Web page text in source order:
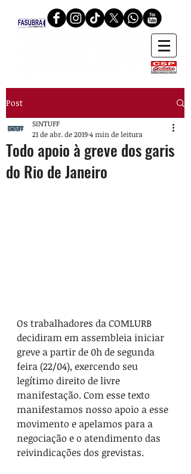
Post
Todo apoio à greve dos garis
do Rio de Janeiro
SINTUFF
21 de abr. de 20194 min de leitura
Os trabalhadores da COMLURB
decidiram em assembleia iniciar
greve a partir de 0h de segunda
feira (22/04), exercendo seu
legítimo direito de livre
manifestação. Com esse texto
manifestamos nosso apoio a esse
movimento e apelamos para a
negociação e o atendimento das
reivindicações dos grevistas.